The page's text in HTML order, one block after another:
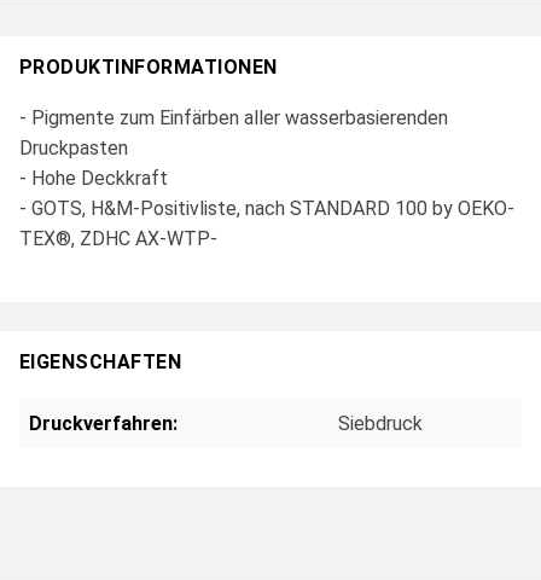
PRODUKTINFORMATIONEN
- Pigmente zum Einfärben aller wasserbasierenden
Druckpasten
- Hohe Deckkraft
- GOTS, H&M-Positivliste, nach STANDARD 100 by OEKO-
TEX®, ZDHC AX-WTP-
EIGENSCHAFTEN
Druckverfahren: Siebdruck